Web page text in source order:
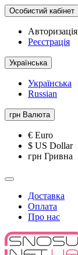
Особистий кабінет
Авторизація
Реєстрація
Українська
Українська
Russian
грн Валюта
€ Euro
$ US Dollar
грн Гривна
Доставка
Оплата
Про нас